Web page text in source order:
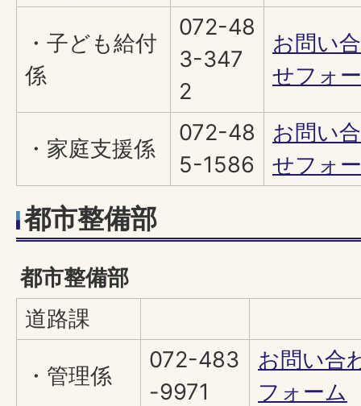
・子ども給付
係
072-48
3-347
2
お問い
せフォ
・家庭支援係
072-48
5-1586
お問い
せフォ
都市整備部
都市整備部
道路課
・管理係
072-483
-9971
お問い合
フォーム